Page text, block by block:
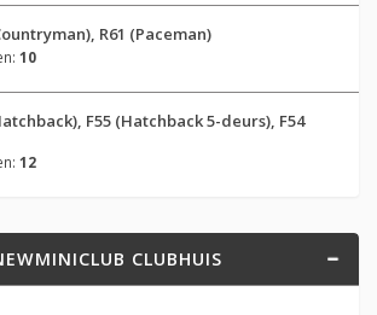
R61 (Paceman)
10
F55 (Hatchback 5-deurs), F54
12
CLUBHUIS